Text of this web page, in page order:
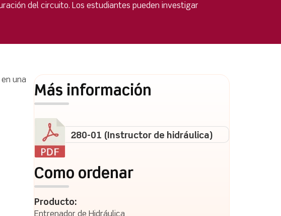
del circuito. Los estudiantes pueden investigar
una
Más información
280-01 (Instructor de hidráulica)
Como ordenar
Producto: